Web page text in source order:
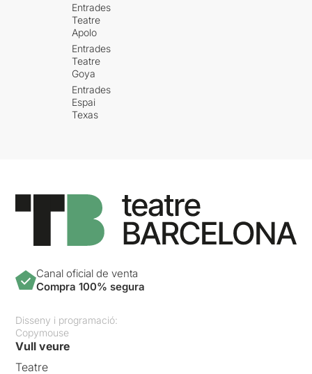
Entrades
Teatre
Apolo
Entrades
Teatre
Goya
Entrades
Espai
Texas
Canal oficial de venta
Compra 100% segura
Disseny i programació:
Copymouse
Vull veure
Teatre